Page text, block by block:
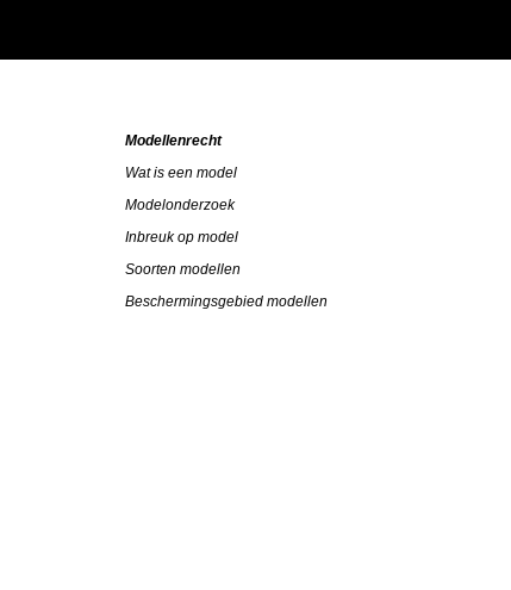
Modellenrecht
Wat is een model
Modelonderzoek
Inbreuk op model
Soorten modellen
Beschermingsgebied modellen